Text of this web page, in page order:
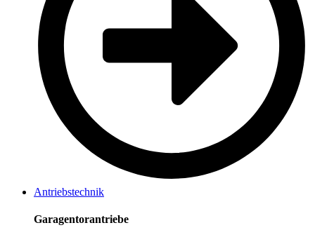
Antriebstechnik
Garagentorantriebe